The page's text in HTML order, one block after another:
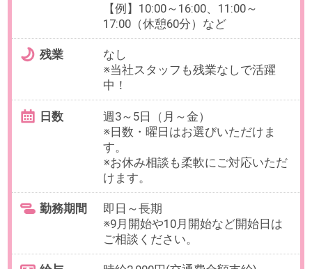
週3～5日(月～金)
※日数、曜日はお選びいただけま
※事前のお休み相談は可能です。
勤務期間 即日～長期
※9月開始や10月開始も相談可能で
必要経験 貿易事務経験
Excel：SUM/AVE